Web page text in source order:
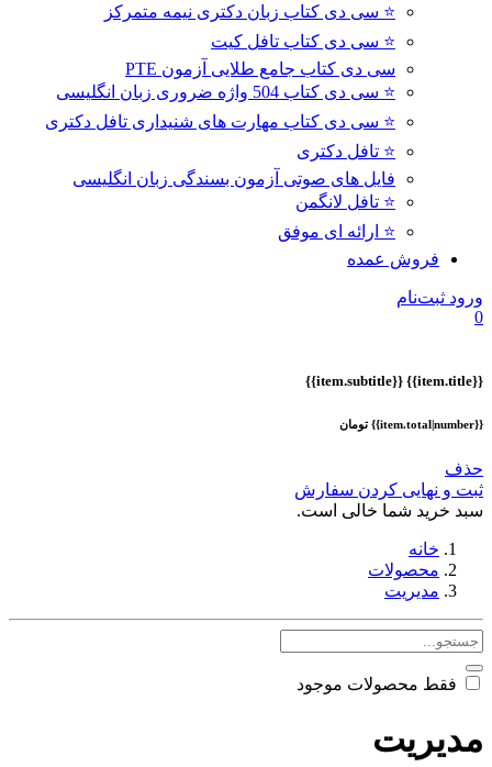
⭐ سی دی کتاب زبان دکتری نیمه متمرکز
⭐ سی دی کتاب تافل کیت
سی دی کتاب جامع طلایی آزمون PTE
⭐ سی دی کتاب 504 واژه ضروری زبان انگلیسی
⭐ سی دی کتاب مهارت های شنیداری تافل دکتری
⭐ تافل دكتری
فایل های صوتی آزمون بسندگی زبان انگلیسی
⭐ تافل لانگمن
⭐ ارائه ای موفق
فروش عمده
ورود ثبت‌نام
0
{{item.title}}
{{item.subtitle}}
{{item.total|number}} تومان
حذف
ثبت و نهایی کردن سفارش
سبد خرید شما خالی است.
خانه
محصولات
مدیریت
فقط محصولات موجود
مدیریت